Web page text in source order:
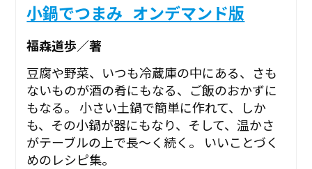
小鍋でつまみ_オンデマンド版
福森道歩／著
豆腐や野菜、いつも冷蔵庫の中にある、さも
ないものが酒の肴にもなる、ご飯のおかずに
もなる。 小さい土鍋で簡単に作れて、しか
も、その小鍋が器にもなり、そして、温かさ
がテーブルの上で長〜く続く。 いいことづく
めのレシピ集。